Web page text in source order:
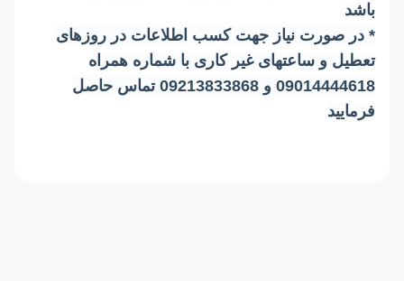
باشد
* در صورت نیاز جهت کسب اطلاعات در روزهای
تعطیل و ساعتهای غیر کاری با شماره همراه
09014444618 و 09213833868 تماس حاصل
فرمایید